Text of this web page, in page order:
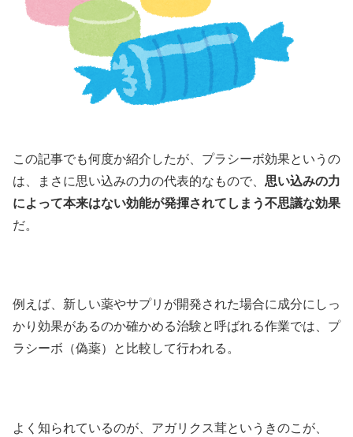
この記事でも何度か紹介したが、プラシーボ効果というの
は、まさに思い込みの力の代表的なもので、 思い込みの力
によって本来はない効能が発揮されてしまう不思議な効果
だ。
例えば、新しい薬やサプリが開発された場合に成分にしっ
かり効果があるのか確かめる治験と呼ばれる作業では、プ
ラシーボ（偽薬）と比較して行われる。
よく知られているのが、アガリクス茸というきのこが、